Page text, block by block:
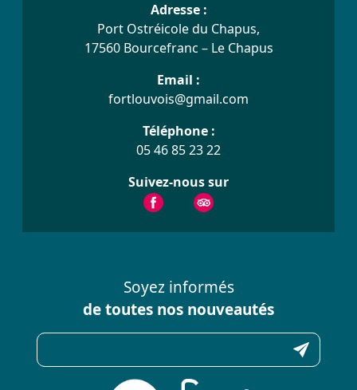
Adresse :
Port Ostréicole du Chapus,
17560 Bourcefranc – Le Chapus
Email :
fortlouvois@gmail.com
Téléphone :
05 46 85 23 22
Suivez-nous sur
Soyez informés
de toutes nos nouveautés